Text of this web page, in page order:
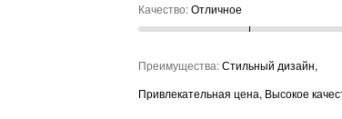
Качество:Отличное
Преимущества:Стильный дизайн,
Привлекательная цена, Высокое